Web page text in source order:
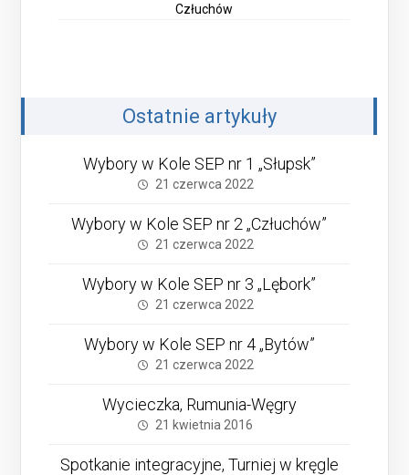
Człuchów
Ostatnie artykuły
Wybory w Kole SEP nr 1 „Słupsk”
21 czerwca 2022
Wybory w Kole SEP nr 2 „Człuchów”
21 czerwca 2022
Wybory w Kole SEP nr 3 „Lębork”
21 czerwca 2022
Wybory w Kole SEP nr 4 „Bytów”
21 czerwca 2022
Wycieczka, Rumunia-Węgry
21 kwietnia 2016
Spotkanie integracyjne, Turniej w kręgle